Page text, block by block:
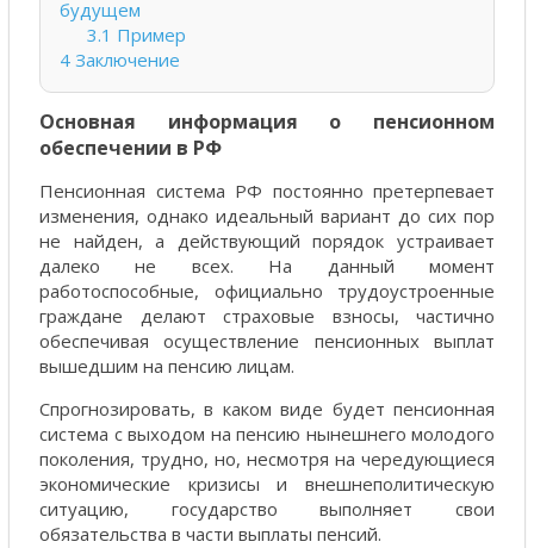
будущем
3.1 Пример
4 Заключение
Основная информация о пенсионном
обеспечении в РФ
Пенсионная система РФ постоянно претерпевает
изменения, однако идеальный вариант до сих пор
не найден, а действующий порядок устраивает
далеко не всех. На данный момент
работоспособные, официально трудоустроенные
граждане делают страховые взносы, частично
обеспечивая осуществление пенсионных выплат
вышедшим на пенсию лицам.
Спрогнозировать, в каком виде будет пенсионная
система с выходом на пенсию нынешнего молодого
поколения, трудно, но, несмотря на чередующиеся
экономические кризисы и внешнеполитическую
ситуацию, государство выполняет свои
обязательства в части выплаты пенсий.